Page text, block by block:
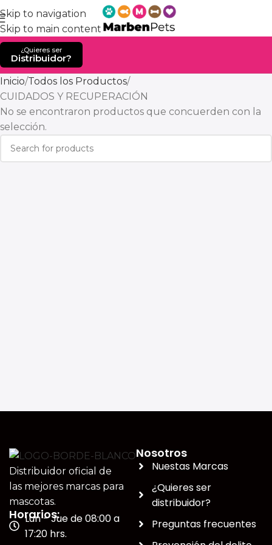
Skip to navigation
Skip to main content
¿Quieres ser
Distribuidor?
Inicio Todos los Productos
CUIDADOS Y RECUPERACIÓN
No se encontraron productos que concuerden con la
selección.
Distribuidor oficial de
las mejores marcas para
mascotas.
Horarios:
Lun - Jue de 08:00 a
17:20 hrs.
Nosotros
Nuestas Marcas
¿Quieres ser
distribuidor?
Preguntas frecuentes